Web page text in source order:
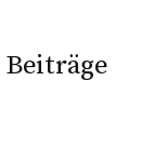
Beiträge